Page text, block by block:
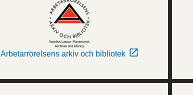
Arbetarrörelsens arkiv och bibliotek